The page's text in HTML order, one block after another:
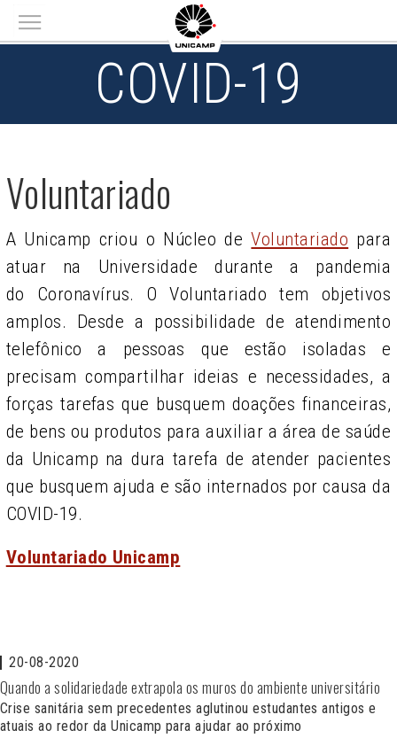
Main menu
COVID-19
Voluntariado
A Unicamp criou o Núcleo deVoluntariado para
atuar na Universidade durante a pandemia
do Coronavírus. O Voluntariado tem objetivos
amplos. Desde a possibilidade de atendimento
telefônico a pessoas que estão isoladas e
precisam compartilhar ideias e necessidades, a
forças tarefas que busquem doações financeiras,
de bens ou produtos para auxiliar a área de saúde
da Unicamp na dura tarefa de atender pacientes
que busquem ajuda e são internados por causa da
COVID-19.
Voluntariado Unicamp
20-08-2020
Quando a solidariedade extrapola os muros do ambiente universitário
Crise sanitária sem precedentes aglutinou estudantes antigos e
atuais ao redor da Unicamp para ajudar ao próximo